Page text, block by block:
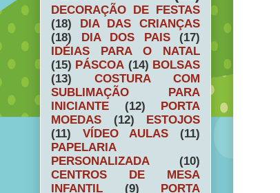
DECORAÇÃO DE FESTAS
(18)
DIA DAS CRIANÇAS
(18)
DIA DOS PAIS
(17)
IDÉIAS PARA O NATAL
(15) PÁSCOA (14) BOLSAS
(13)
COSTURA COM
SUBLIMAÇÃO PARA
INICIANTE
(12)
PORTA
MOEDAS
(12)
ESTOJOS
(11)
VÍDEO AULAS
(11)
PAPELARIA
PERSONALIZADA
(10)
CENTROS DE MESA
INFANTIL
(9)
PORTA